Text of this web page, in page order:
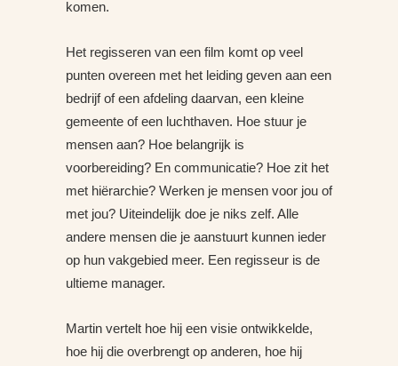
komen.
Het regisseren van een film komt op veel
punten overeen met het leiding geven aan een
bedrijf of een afdeling daarvan, een kleine
gemeente of een luchthaven. Hoe stuur je
mensen aan? Hoe belangrijk is
voorbereiding? En communicatie? Hoe zit het
met hiërarchie? Werken je mensen voor jou of
met jou? Uiteindelijk doe je niks zelf. Alle
andere mensen die je aanstuurt kunnen ieder
op hun vakgebied meer. Een regisseur is de
ultieme manager.
Martin vertelt hoe hij een visie ontwikkelde,
hoe hij die overbrengt op anderen, hoe hij